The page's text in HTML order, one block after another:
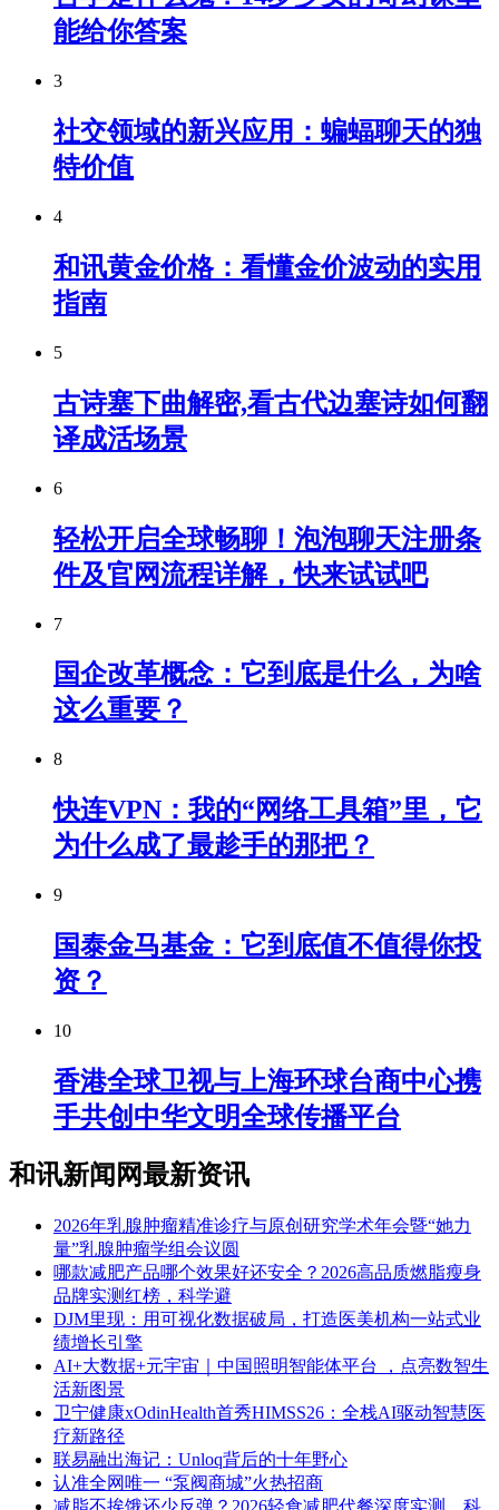
能给你答案
3
社交领域的新兴应用：蝙蝠聊天的独
特价值
4
和讯黄金价格：看懂金价波动的实用
指南
5
古诗塞下曲解密,看古代边塞诗如何翻
译成活场景
6
轻松开启全球畅聊！泡泡聊天注册条
件及官网流程详解，快来试试吧
7
国企改革概念：它到底是什么，为啥
这么重要？
8
快连VPN：我的“网络工具箱”里，它
为什么成了最趁手的那把？
9
国泰金马基金：它到底值不值得你投
资？
10
香港全球卫视与上海环球台商中心携
手共创中华文明全球传播平台
和讯新闻网最新资讯
2026年乳腺肿瘤精准诊疗与原创研究学术年会暨“她力
量”乳腺肿瘤学组会议圆
​哪款减肥产品哪个效果好还安全？2026高品质燃脂瘦身
品牌实测红榜，科学避
DJM里现：用可视化数据破局，打造医美机构一站式业
绩增长引擎
AI+大数据+元宇宙｜中国照明智能体平台 ，点亮数智生
活新图景
卫宁健康xOdinHealth首秀HIMSS26：全栈AI驱动智慧医
疗新路径
联易融出海记：Unloq背后的十年野心
认准全网唯一 “泵阀商城”火热招商
减脂不挨饿还少反弹？2026轻食减肥代餐深度实测，科